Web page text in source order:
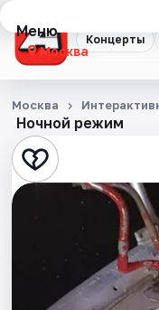
Концерты
Меню
Москва
Концерты
Театр
Стендап
Квесты
Экскурсии
Ночной режим
Москва